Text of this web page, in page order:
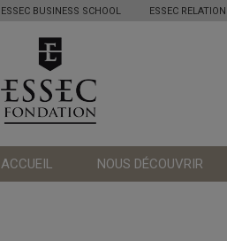
ESSEC BUSINESS SCHOOL ESSEC
ACCUEIL NOUS DÉCOUVRIR